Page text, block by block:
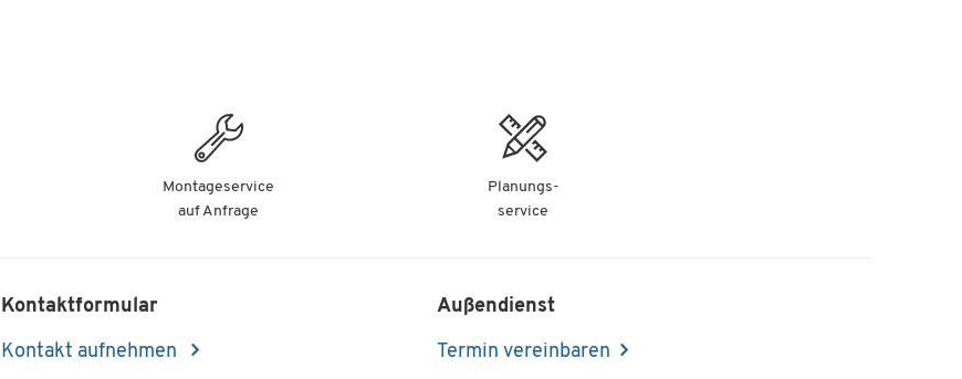
Montageservice
auf Anfrage
Planungs-
service
Kontaktformular
Kontakt aufnehmen
Außendienst
Termin vereinbaren